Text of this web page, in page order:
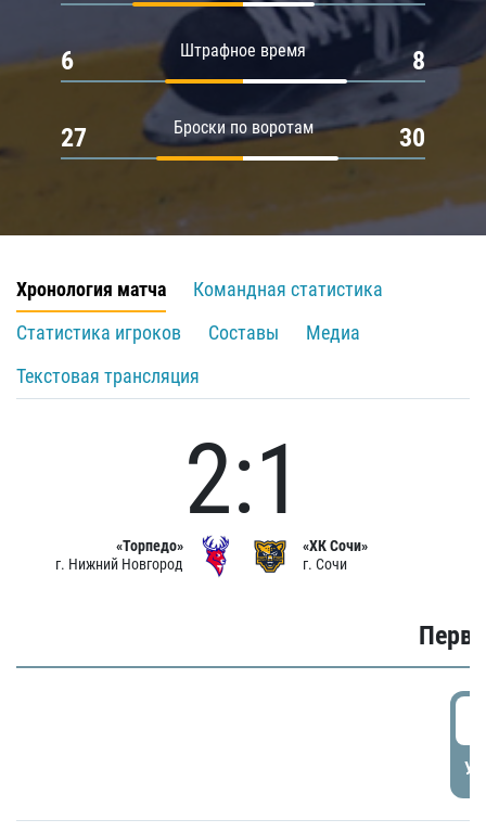
Штрафное время
6 8
Броски по воротам
27 30
Хронология матча
Командная статистика
Статистика игроков
Составы
Медиа
Текстовая трансляция
«Торпедо»
г. Нижний Новгород
2:1
«ХК Сочи»
г. Сочи